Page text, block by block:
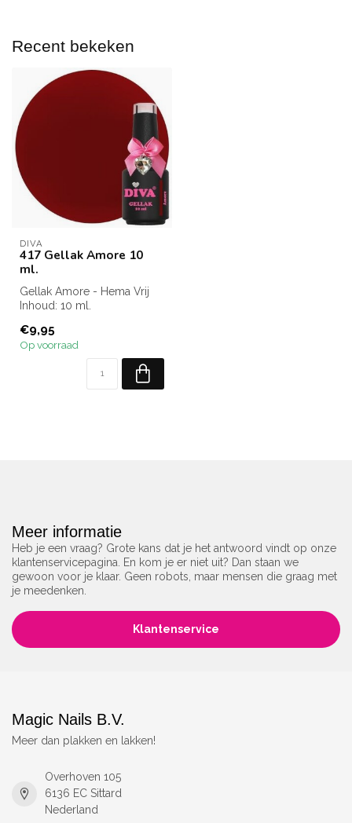
Recent bekeken
DIVA
417 Gellak Amore 10
ml.
Gellak Amore - Hema Vrij
Inhoud: 10 ml.
€9,95
Op voorraad
Meer informatie
Heb je een vraag? Grote kans dat je het antwoord vindt op onze
klantenservicepagina. En kom je er niet uit? Dan staan we
gewoon voor je klaar. Geen robots, maar mensen die graag met
je meedenken.
Klantenservice
Magic Nails B.V.
Meer dan plakken en lakken!
Overhoven 105
6136 EC Sittard
Nederland